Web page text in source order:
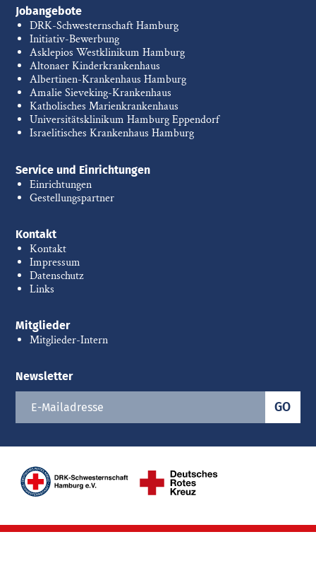
Jobangebote
DRK-Schwesternschaft Hamburg
Initiativ-Bewerbung
Asklepios Westklinikum Hamburg
Altonaer Kinderkrankenhaus
Albertinen-Krankenhaus Hamburg
Amalie Sieveking-Krankenhaus
Katholisches Marienkrankenhaus
Universitätsklinikum Hamburg Eppendorf
Israelitisches Krankenhaus Hamburg
Service und Einrichtungen
Einrichtungen
Gestellungspartner
Kontakt
Kontakt
Impressum
Datenschutz
Links
Mitglieder
Mitglieder-Intern
Newsletter
GO